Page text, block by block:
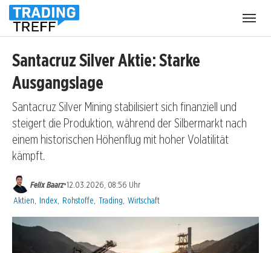
Santacruz Silver Aktie: Starke
Ausgangslage
Santacruz Silver Mining stabilisiert sich finanziell und
steigert die Produktion, während der Silbermarkt nach
einem historischen Höhenflug mit hoher Volatilität
kämpft.
Felix Baarz•12.03.2026, 08:56 Uhr
Kategorien:
Aktien Index Rohstoffe Trading Wirtschaft